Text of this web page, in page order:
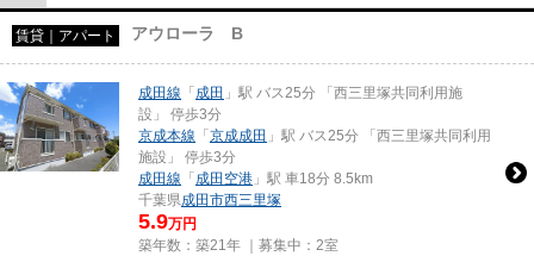
賃貸｜アパート アウローラ B
成田線 「成田 」駅 バス25分 「西三里塚共同利用施
設」 停歩3分
京成本線 「京成成田 」駅 バス25分 「西三里塚共同利用
施設」 停歩3分
成田線 「成田空港 」駅 車18分 8.5km
千葉県成田市西三里塚
5.9万円
築年数：築21年 ｜募集中： 2室